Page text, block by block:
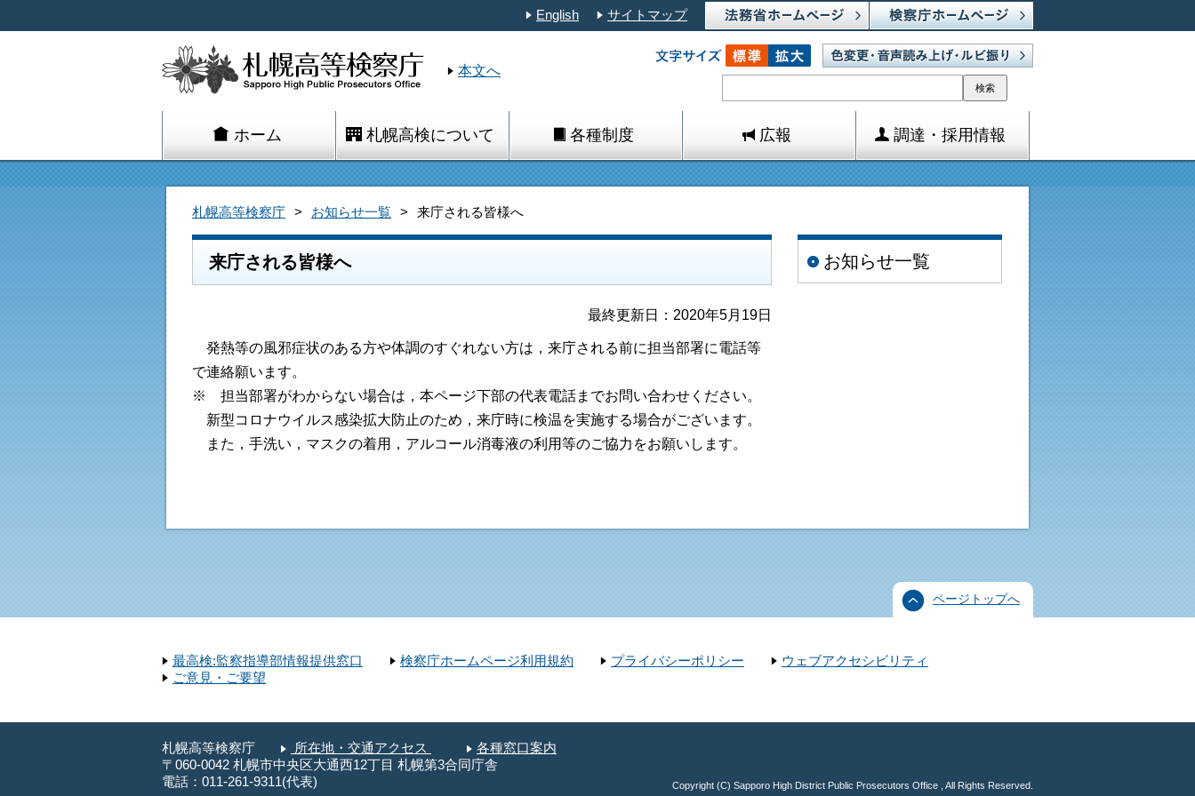
サイトマップ
English
本文へ
検索
ホーム 札幌高検について 各種制度 広報 調達・採用情報
札幌高等検察庁 お知らせ一覧 来庁される皆様へ
来庁される皆様へ
最終更新日：2020年5月19日
発熱等の風邪症状のある方や体調のすぐれない方は，来庁される前に担当部署に電話等
で連絡願います。
※ 担当部署がわからない場合は，本ページ下部の代表電話までお問い合わせください。
新型コロナウイルス感染拡大防止のため，来庁時に検温を実施する場合がございます。
また，手洗い，マスクの着用，アルコール消毒液の利用等のご協力をお願いします。
お知らせ一覧
ページトップへ
最高検:監察指導部情報提供窓口 検察庁ホームページ利用規約 プライバシーポリシー
ウェブアクセシビリティ
ご意見・ご要望
札幌高等検察庁 所在地・交通アクセス
各種窓口案内
〒060-0042 札幌市中央区大通西12丁目 札幌第3合同庁舎
電話：011-261-9311(代表)
Copyright (C) Sapporo High District Public Prosecutors Office , All Rights Reserved.